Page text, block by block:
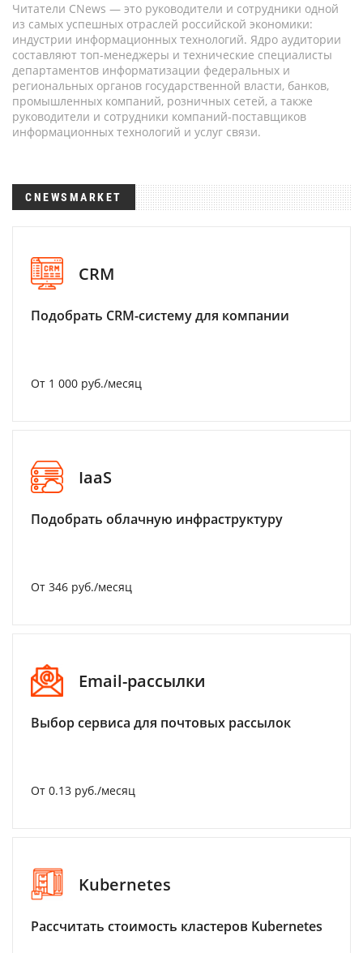
Читатели CNews — это руководители и сотрудники одной
из самых успешных отраслей российской экономики:
индустрии информационных технологий. Ядро аудитории
составляют топ-менеджеры и технические специалисты
департаментов информатизации федеральных и
региональных органов государственной власти, банков,
промышленных компаний, розничных сетей, а также
руководители и сотрудники компаний-поставщиков
информационных технологий и услуг связи.
CNEWSMARKET
CRM
Подобрать CRM-систему для компании
От 1 000 руб./месяц
IaaS
Подобрать облачную инфраструктуру
От 346 руб./месяц
Email-рассылки
Выбор сервиса для почтовых рассылок
От 0.13 руб./месяц
Kubernetes
Рассчитать стоимость кластеров Kubernetes